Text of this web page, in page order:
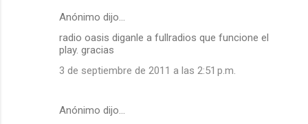
Anónimo dijo…
radio oasis diganle a fullradios que funcione el
play. gracias
3 de septiembre de 2011 a las 2:51 p.m.
Anónimo dijo…